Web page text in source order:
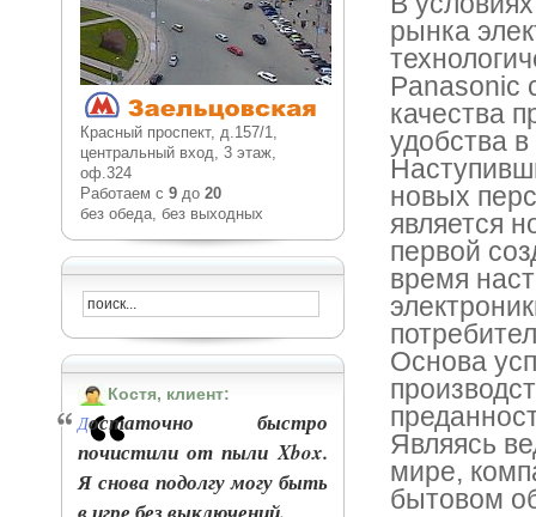
Красный проспект, д.157/1,
центральный вход, 3 этаж,
оф.324
Работаем с 9до 20
без обеда, без выходных
Костя, клиент:
Достаточно быстро
почистили от пыли Xbox.
Я снова подолгу могу быть
рынка
Panasonic
качества
удобства
новых
является
первой
время
Основа
Являясь
мире,
бытовом